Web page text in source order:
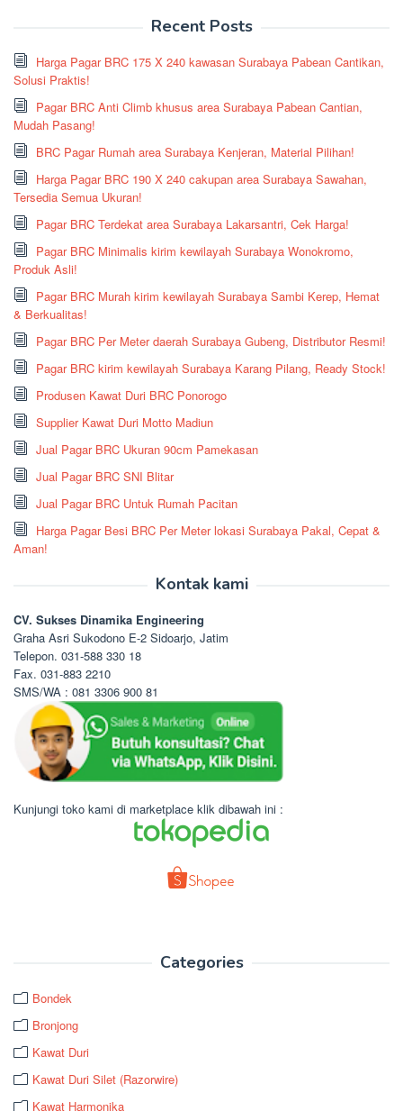
Recent Posts
Harga Pagar BRC 175 X 240 kawasan Surabaya Pabean Cantikan,
Solusi Praktis!
Pagar BRC Anti Climb khusus area Surabaya Pabean Cantian,
Mudah Pasang!
BRC Pagar Rumah area Surabaya Kenjeran, Material Pilihan!
Harga Pagar BRC 190 X 240 cakupan area Surabaya Sawahan,
Tersedia Semua Ukuran!
Pagar BRC Terdekat area Surabaya Lakarsantri, Cek Harga!
Pagar BRC Minimalis kirim kewilayah Surabaya Wonokromo,
Produk Asli!
Pagar BRC Murah kirim kewilayah Surabaya Sambi Kerep, Hemat
& Berkualitas!
Pagar BRC Per Meter daerah Surabaya Gubeng, Distributor Resmi!
Pagar BRC kirim kewilayah Surabaya Karang Pilang, Ready Stock!
Produsen Kawat Duri BRC Ponorogo
Supplier Kawat Duri Motto Madiun
Jual Pagar BRC Ukuran 90cm Pamekasan
Jual Pagar BRC SNI Blitar
Jual Pagar BRC Untuk Rumah Pacitan
Harga Pagar Besi BRC Per Meter lokasi Surabaya Pakal, Cepat &
Aman!
Kontak kami
CV. Sukses Dinamika Engineering
Graha Asri Sukodono E-2 Sidoarjo, Jatim
Telepon. 031-588 330 18
Fax. 031-883 2210
SMS/WA : 081 3306 900 81
Kunjungi toko kami di marketplace klik dibawah ini :
Categories
Bondek
Bronjong
Kawat Duri
Kawat Duri Silet (Razorwire)
Kawat Harmonika